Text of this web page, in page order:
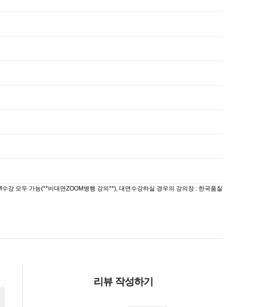
강 모두 가능(**비대면ZOOM병행 강의**), 대면수강하실 경우의 강의장 : 한국품질
리뷰 작성하기